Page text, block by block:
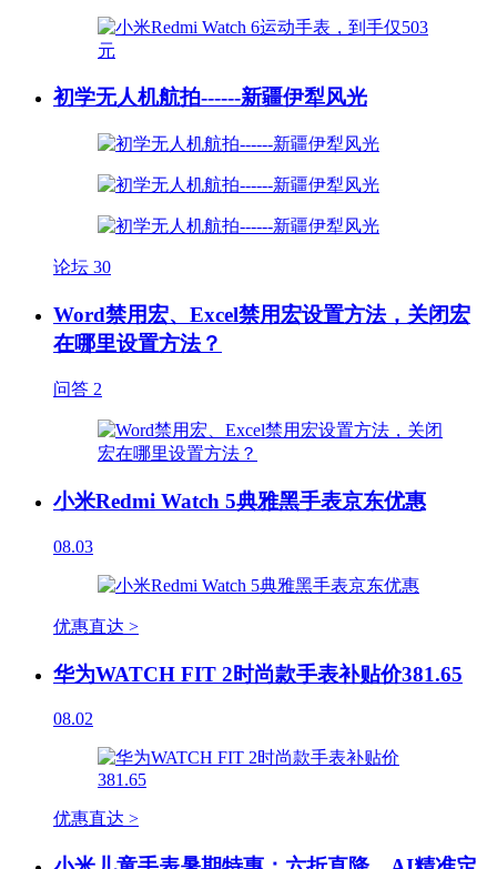
初学无人机航拍------新疆伊犁风光
论坛 30
Word禁用宏、Excel禁用宏设置方法，关闭宏
在哪里设置方法？
问答 2
小米Redmi Watch 5典雅黑手表京东优惠
08.03
优惠直达 >
华为WATCH FIT 2时尚款手表补贴价381.65
08.02
优惠直达 >